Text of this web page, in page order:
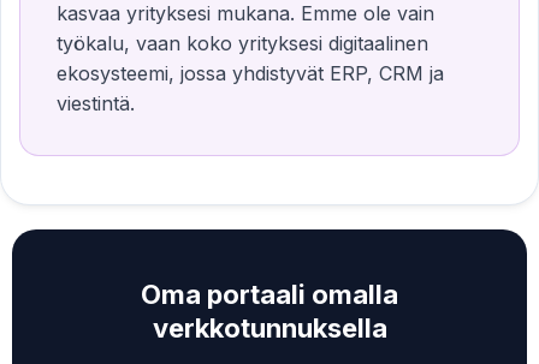
kasvaa yrityksesi mukana. Emme ole vain
työkalu, vaan koko yrityksesi digitaalinen
ekosysteemi, jossa yhdistyvät ERP, CRM ja
viestintä.
Oma portaali omalla
verkkotunnuksella